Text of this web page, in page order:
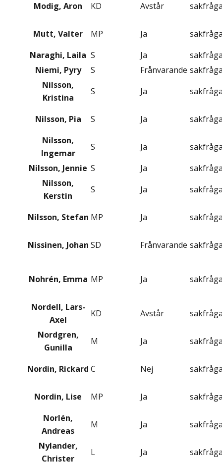
Modig, Aron KD Avstår
Mutt, Valter MP Ja
Naraghi, Laila S Ja
Niemi, Pyry
S Frånvarande
Nilsson,
Kristina
S Ja
Nilsson, Pia S Ja
Nilsson,
Ingemar
S Ja
Nilsson, Jennie S Ja
Nilsson,
Kerstin
S Ja
Nilsson, Stefan MP Ja
Nissinen, Johan SD Frånvarande
Nohrén, Emma MP Ja
Nordell, Lars-
Axel
KD Avstår
Nordgren,
Gunilla
M Ja
Nordin, Rickard C Nej
Nordin, Lise MP Ja
Norlén,
Andreas
M Ja
Nylander,
Christer
L Ja